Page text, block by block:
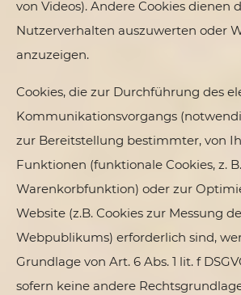
von Videos). Andere Cookies dienen
Nutzerverhalten auszuwerten oder
anzuzeigen.
Cookies, die zur Durchführung des
Kommunikationsvorgangs
zur Bereitstellung bestimmter, von
Funktionen (funktionale Cookies, z.
Warenkorbfunktion) oder zur
Website (z.B. Cookies zur Messung
Webpublikums) erforderlich sind,
Grundlage von Art. 6 Abs. 1 lit. f
sofern keine andere